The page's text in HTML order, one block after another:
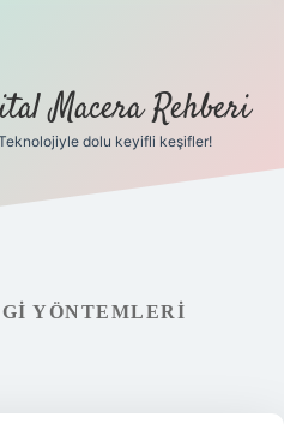
Macera Rehberi
dolu keyifli keşifler!
YÖNTEMLERI